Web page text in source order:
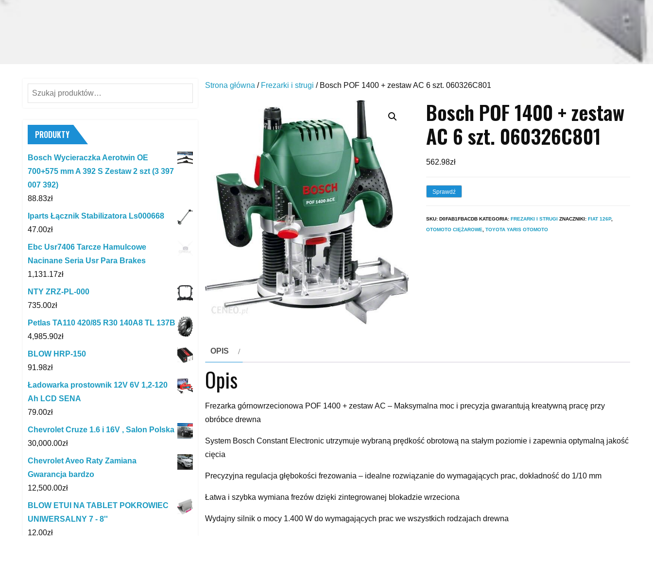
Strona główna / Frezarki i strugi / Bosch POF 1400 + zestaw AC 6 szt. 060326C801
Bosch POF 1400 + zestaw
AC 6 szt. 060326C801
562.98zł
Sprawdź
SKU: D0FAB1FBACDB KATEGORIA: FREZARKI I STRUGI ZNACZNIKI: FIAT 126P,
OTOMOTO CIĘŻAROWE
TOYOTA YARIS OTOMOTO
OPIS
Opis
Frezarka górnowrzecionowa POF 1400 + zestaw AC – Maksymalna moc i precyzja gwarantują kreatywną pracę przy
obróbce drewna
System Bosch Constant Electronic utrzymuje wybraną prędkość obrotową na stałym poziomie i zapewnia optymalną jakość
cięcia
Precyzyjna regulacja głębokości frezowania – idealne rozwiązanie do wymagających prac, dokładność do 1/10 mm
Łatwa i szybka wymiana frezów dzięki zintegrowanej blokadzie wrzeciona
Wydajny silnik o mocy 1.400 W do wymagających prac we wszystkich rodzajach drewna
Szukaj:
PRODUKTY
Bosch Wycieraczka Aerotwin OE
700+575 mm A 392 S Zestaw 2 szt (3 397
007 392)
88.83zł
Iparts Łącznik Stabilizatora Ls000668
47.00zł
Ebc Usr7406 Tarcze Hamulcowe
Nacinane Seria Usr Para Brakes
1,131.17zł
NTY ZRZ-PL-000
735.00zł
Petlas TA110 420/85 R30 140A8 TL 137B
4,985.90zł
BLOW HRP-150
91.98zł
Ładowarka prostownik 12V 6V 1,2-120
Ah LCD SENA
79.00zł
Chevrolet Cruze 1.6 i 16V , Salon Polska
30,000.00zł
Chevrolet Aveo Raty Zamiana
Gwarancja bardzo
12,500.00zł
BLOW ETUI NA TABLET POKROWIEC
UNIWERSALNY 7 - 8''
12.00zł